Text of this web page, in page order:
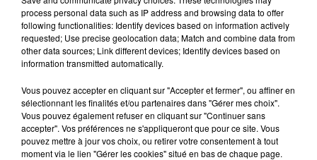
SI TOUT LE MONDE FAIT ÇA, MOI L'ANNÉE
PROCHAINE JE VENDANGE EN...
La vendange en Champagne a débuté ce jeudi 6
août dans la commune de Montgueux (Aube). Du
jamais vu !
process personal data such as IP address and browsing data to offer
following functionalities: Identify devices based on information actively
requested; Use precise geolocation data; Match and combine data from
other data sources; Link different devices; Identify devices based on
information transmitted automatically.
Vous pouvez accepter en cliquant sur "Accepter et fermer", ou affiner en
sélectionnant les finalités et/ou partenaires dans "Gérer mes choix".
Vous pouvez également refuser en cliquant sur "Continuer sans
accepter". Vos préférences ne s'appliqueront que pour ce site. Vous
pouvez mettre à jour vos choix, ou retirer votre consentement à tout
moment via le lien "Gérer les cookies" situé en bas de chaque page.